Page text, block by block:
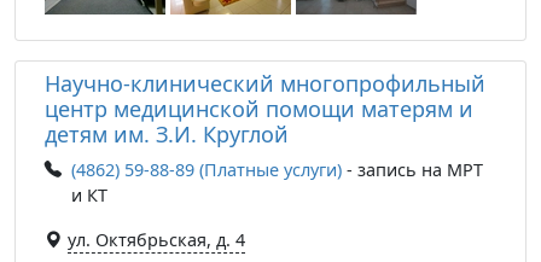
Научно-клинический многопрофильный
центр медицинской помощи матерям и
детям им. З.И. Круглой
(4862) 59-88-89 (Платные услуги) - запись на МРТ
и КТ
ул. Октябрьская, д. 4